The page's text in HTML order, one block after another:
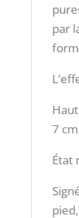
par
7
État